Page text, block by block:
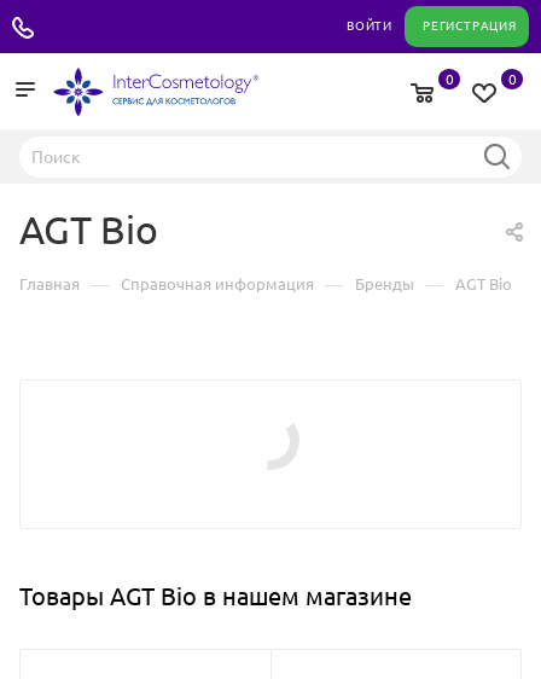
ВОЙТИ РЕГИСТРАЦИЯ
0
0
AGT Bio
Главная — Справочная информация — Бренды — AGT Bio
Товары AGT Bio в нашем магазине